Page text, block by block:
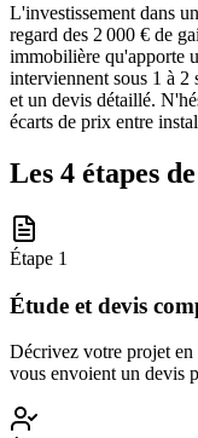
L'investissement dans
regard des 2 000 € de
immobilière qu'apporte
interviennent sous 1 à 2
et un devis détaillé.
écarts de prix entre
Les 4 étapes
Étape 1
Étude et devis
Décrivez votre projet
vous envoient un devis